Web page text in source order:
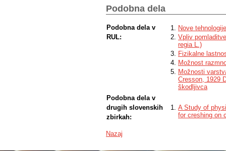
Podobna dela
Podobna dela v
RUL:
Nove
Vpliv
regia L.)
Fizikalne
Možnost
Možnosti
Cresson, 1929
škodljivca
Podobna dela v
drugih slovenskih
zbirkah:
A Study of
for creshing on
Nazaj